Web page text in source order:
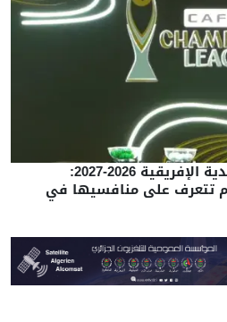
قرعة منافسات ما بين الأندية الإفريقية 2026-2027:
تتعرف على منافسيها في